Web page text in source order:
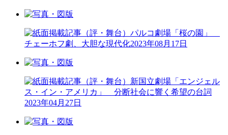
（評・舞台）パルコ劇場「桜の園」
チェーホフ劇、大胆な現代化2023年08月17日
（評・舞台）新国立劇場「エンジェル
ス・イン・アメリカ」 分断社会に響く希望の台詞
2023年04月27日